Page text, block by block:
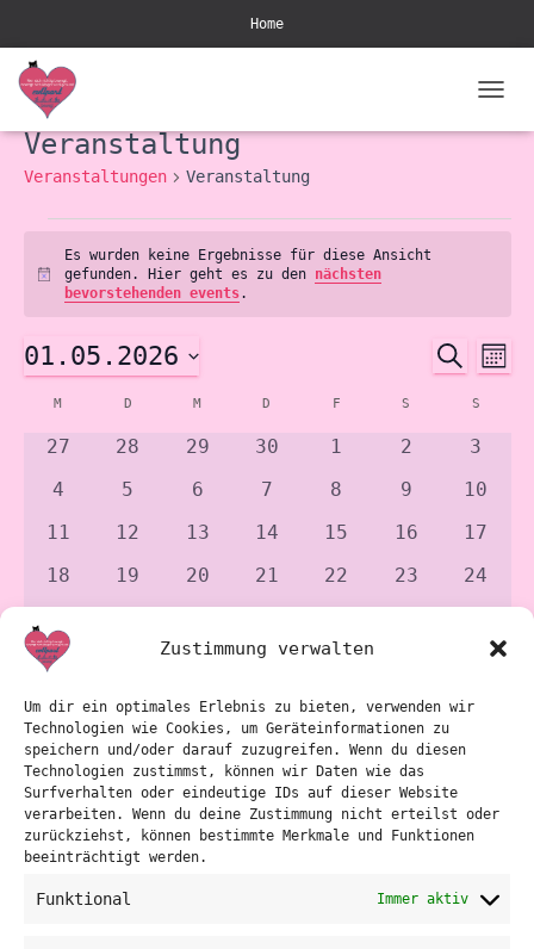
Zustimmung verwalten
Um dir ein optimales Erlebnis zu bieten, verwenden wir
Technologien wie Cookies, um Geräteinformationen zu
speichern und/oder darauf zuzugreifen. Wenn du diesen
Technologien zustimmst, können wir Daten wie das
Surfverhalten oder eindeutige IDs auf dieser Website
verarbeiten. Wenn du deine Zustimmung nicht erteilst oder
zurückziehst, können bestimmte Merkmale und Funktionen
beeinträchtigt werden.
Funktional Immer aktiv
Home
Veranstaltung
Veranstaltungen Veranstaltung
Veranstaltungen
Notice
Es wurden keine Ergebnisse für diese Ansicht
gefunden. Hier geht es zu den nächsten
bevorstehenden events.
Suche
und
SUCHE
01.05.2026
wählen.
Kalender
von
Veranstaltungen
M D DIENSTAGM MITTWOCHD DONNERSTAG
F S S
0
27
0
28
0
29
0
30
01
0
2
0
3
0
4
0
5
0
6
0
7
0
8
0
9
010
011
012
013
014
015
016
017
0
events
18
0
events
19
0
events
20
0
events
21
0
events
22
0
events
23
0
events
24
events
eventseventseventsevents
events
Noticegefunden. Hier geht es zu dennächsten
bevorstehenden events
.
Apr. Dieser Monat